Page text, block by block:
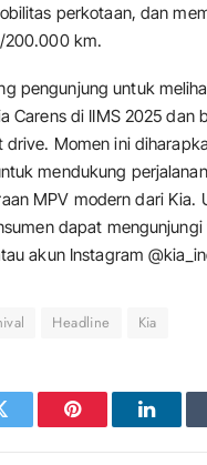
perkotaan, dan
200.000 km.
pengunjung untuk
Carens di IIMS 2025 dan
drive. Momen ini
mendukung
MPV modern dari Kia.
dapat
akun Instagram
Headline Kia
Pinterest